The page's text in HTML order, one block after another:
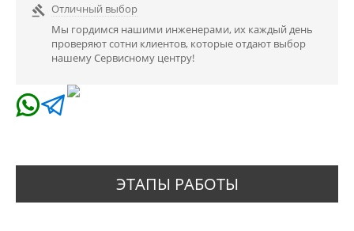
 Отличный выбор
Мы гордимся нашими инженерами, их каждый день
проверяют сотни клиентов, которые отдают выбор
нашему Сервисному центру!
ЭТАПЫ РАБОТЫ